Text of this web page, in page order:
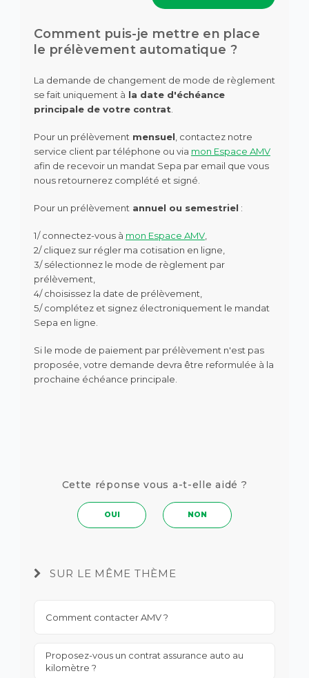
Comment puis-je mettre en place
le prélèvement automatique ?
La demande de changement de mode de règlement
se fait uniquement à la date d'échéance
principale de votre contrat
Pour un prélèvement mensuel , contactez notre
service client par téléphone ou via mon Espace AMV
afin de recevoir un mandat Sepa par email que vous
nous retournerez complété et signé.
Pour un prélèvement annuel ou semestriel :
1/ connectez-vous à mon Espace AMV,
2/ cliquez sur régler ma cotisation en ligne,
3/ sélectionnez le mode de règlement par
prélèvement,
4/ choisissez la date de prélèvement,
5/ complétez et signez électroniquement le mandat
Sepa en ligne.
Si le mode de paiement par prélèvement n'est pas
proposée, votre demande devra être reformulée à la
prochaine échéance principale.
Cette réponse vous a-t-elle aidé ?
OUI NON
SUR LE MÊME THÈME
Comment contacter AMV ?
Proposez-vous un contrat assurance auto au
kilomètre ?